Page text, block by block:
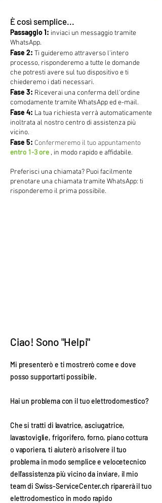
È così semplice...
Passaggio 1: inviaci un messaggio tramite
WhatsApp.
Fase 2: Ti guideremo attraverso l'intero
processo, risponderemo a tutte le domande
che potresti avere sul tuo dispositivo e ti
chiederemo i dati necessari.
Fase 3: Riceverai una conferma dell'ordine
comodamente tramite WhatsApp ed e-mail.
Fase 4: La tua richiesta verrà automaticamente
inoltrata al nostro centro di assistenza più
vicino.
Fase 5: Confermeremo il tuo appuntamento
entro 1-3 ore , in modo rapido e affidabile.
Preferisci una chiamata? Puoi facilmente
prenotare una chiamata tramite WhatsApp: ti
risponderemo il prima possibile.
Ciao! Sono "Helpi"
Mi presenterò e ti mostrerò come e dove
posso supportarti possibile.
Hai un problema con il tuo elettrodomestico?
Che si tratti di lavatrice, asciugatrice,
lavastoviglie, frigorifero, forno, piano cottura
o vaporiera, ti aiuterò a risolvere il tuo
problema in modo semplice e velocetecnico
dell'assistenza più vicinoda inviare, il mio
team di Swiss-ServiceCenter.ch riparerà il tuo
elettrodomestico in modo rapido